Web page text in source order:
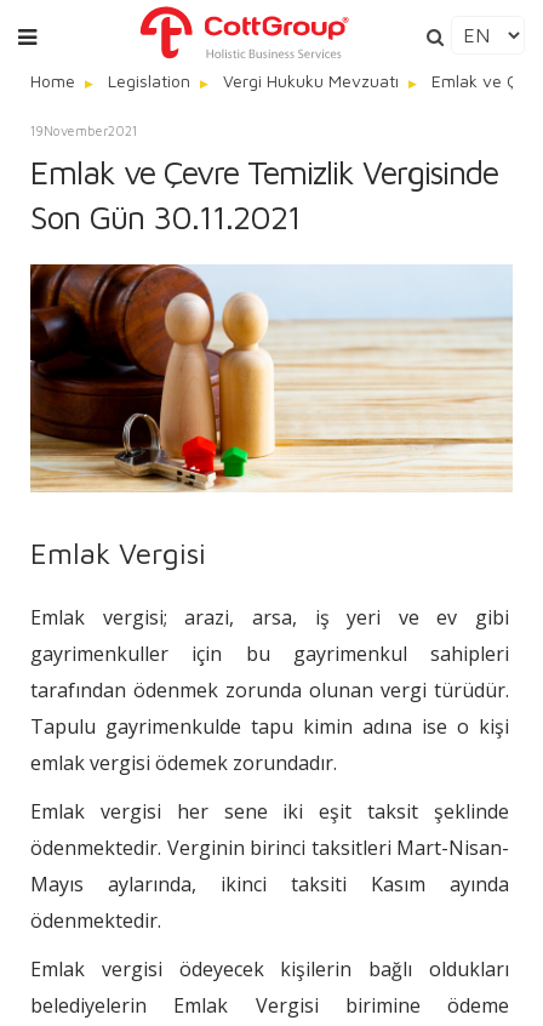
Home Legislation Vergi Hukuku Mevzuatı Emlak ve
19November2021
Emlak ve Çevre Temizlik Vergisinde
Son Gün 30.11.2021
Emlak Vergisi
Emlak vergisi; arazi, arsa, iş yeri ve ev gibi
gayrimenkuller için bu gayrimenkul sahipleri
tarafından ödenmek zorunda olunan vergi türüdür.
Tapulu gayrimenkulde tapu kimin adına ise o kişi
emlak vergisi ödemek zorundadır.
Emlak vergisi her sene iki eşit taksit şeklinde
ödenmektedir. Verginin birinci taksitleri Mart-Nisan-
Mayıs aylarında, ikinci taksiti Kasım ayında
ödenmektedir.
Emlak vergisi ödeyecek kişilerin bağlı oldukları
belediyelerin Emlak Vergisi birimine ödeme